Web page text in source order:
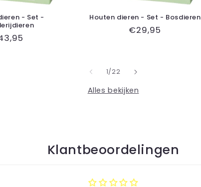
- Set -
Houten dieren - Set - Bosdieren
Normale
€29,95
1/ van
22
Alles bekijken
Klantbeoordelingen